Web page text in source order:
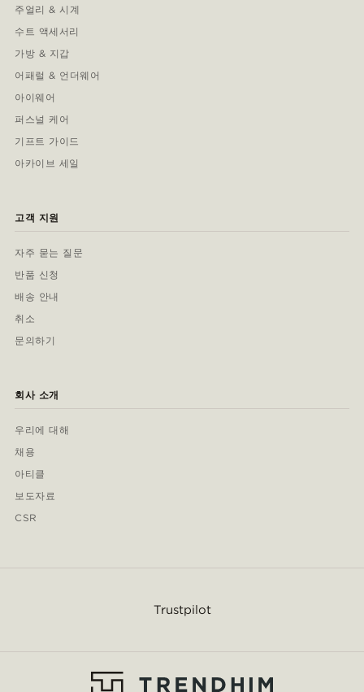
주얼리 & 시계
수트 액세서리
가방 & 지갑
어패럴 & 언더웨어
아이웨어
퍼스널 케어
기프트 가이드
아카이브 세일
고객 지원
자주 묻는 질문
반품 신청
배송 안내
취소
문의하기
회사 소개
우리에 대해
채용
아티클
보도자료
CSR
Trustpilot